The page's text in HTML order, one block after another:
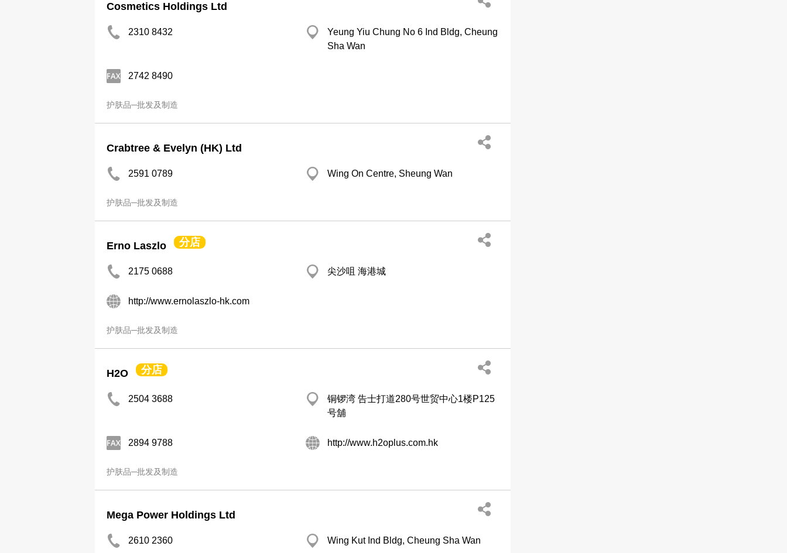
Cosmetics Holdings Ltd
2310 8432
Yeung Yiu Chung No 6 Ind Bldg, Cheung
Sha Wan
2742 8490
护肤品─批发及制造
Crabtree & Evelyn (HK) Ltd
2591 0789 Wing On Centre, Sheung Wan
护肤品─批发及制造
Erno Laszlo 分店
2175 0688 尖沙咀 海港城
http://www.ernolaszlo-hk.com
护肤品─批发及制造
H2O 分店
2504 3688
铜锣湾 告士打道280号世贸中心1楼P125
号舖
2894 9788 http://www.h2oplus.com.hk
护肤品─批发及制造
Mega Power Holdings Ltd
2610 2360 Wing Kut Ind Bldg, Cheung Sha Wan